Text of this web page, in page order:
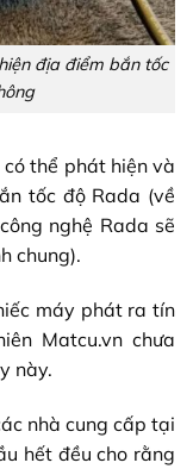
địa điểm bắn tốc
thể phát hiện và
tốc độ Rada (về
nghệ Rada sẽ
chung).
máy phát ra tín
Matcu.vn chưa
này.
nhà cung cấp tại
hết đều cho rằng